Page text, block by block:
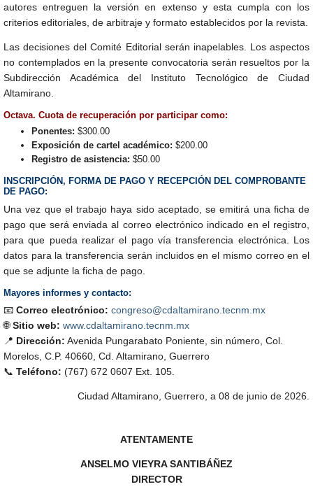
autores entreguen la versión en extenso y esta cumpla con los
criterios editoriales, de arbitraje y formato establecidos por la revista.
Las decisiones del Comité Editorial serán inapelables. Los aspectos
no contemplados en la presente convocatoria serán resueltos por la
Subdirección Académica del Instituto Tecnológico de Ciudad
Altamirano.
Octava. Cuota de recuperación por participar como:
Ponentes: $300.00
Exposición de cartel académico: $200.00
Registro de asistencia: $50.00
INSCRIPCIÓN, FORMA DE PAGO Y RECEPCIÓN DEL COMPROBANTE
DE PAGO:
Una vez que el trabajo haya sido aceptado, se emitirá una ficha de
pago que será enviada al correo electrónico indicado en el registro,
para que pueda realizar el pago vía transferencia electrónica. Los
datos para la transferencia serán incluidos en el mismo correo en el
que se adjunte la ficha de pago.
Mayores informes y contacto:
📧 Correo electrónico: congreso@cdaltamirano.tecnm.mx
🌐Sitio web: www.cdaltamirano.tecnm.mx
📍 Dirección: Avenida Pungarabato Poniente, sin número, Col.
Morelos, C.P. 40660, Cd. Altamirano, Guerrero
📞 Teléfono: (767) 672 0607 Ext. 105.
Ciudad Altamirano, Guerrero, a 08 de junio de 2026.
ATENTAMENTE
ANSELMO VIEYRA SANTIBÁÑEZ
DIRECTOR